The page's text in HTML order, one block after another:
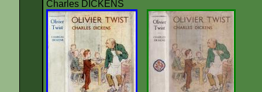
Charles DICKENS